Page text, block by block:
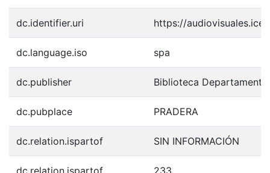
dc.identifier.uri https://
dc.language.iso spa
dc.publisher Biblioteca
dc.pubplace PRADERA
dc.relation.ispartof SIN INFORMACIÓN
dc.relation.ispartof 233